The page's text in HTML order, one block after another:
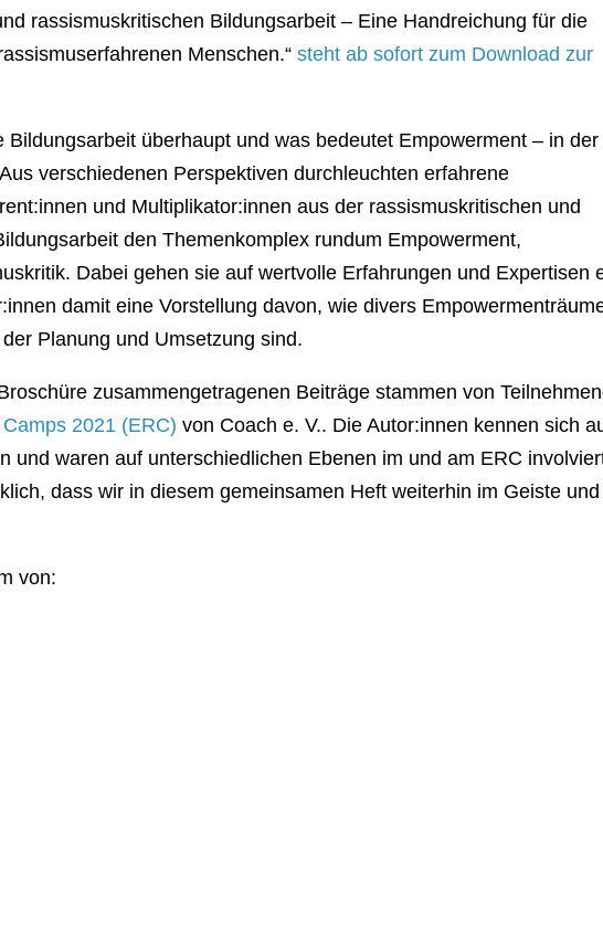
rassismuskritischen Bildungsarbeit – Eine Handreichung für die
Menschen.“steht ab sofort zum Download zur
Bildungsarbeit überhaupt und was bedeutet Empowerment – in der
verschiedenen Perspektiven durchleuchten erfahrene
und Multiplikator:innen aus der rassismuskritischen und
den Themenkomplex rundum Empowerment,
Dabei gehen sie auf wertvolle Erfahrungen und Expertisen
damit eine Vorstellung davon, wie divers
Planung und Umsetzung sind.
zusammengetragenen Beiträge stammen von
2021 (ERC) von Coach e. V.. Die Autor:innen kennen sich
und waren auf unterschiedlichen Ebenen im und am ERC
dass wir in diesem gemeinsamen Heft weiterhin im Geiste und
von: